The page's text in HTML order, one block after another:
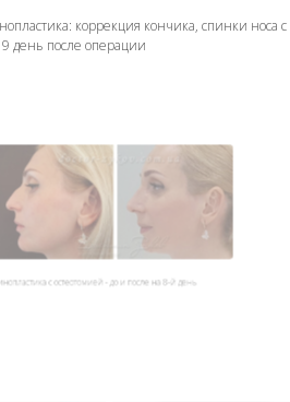
коррекция кончика, спинки носа с
день после операции